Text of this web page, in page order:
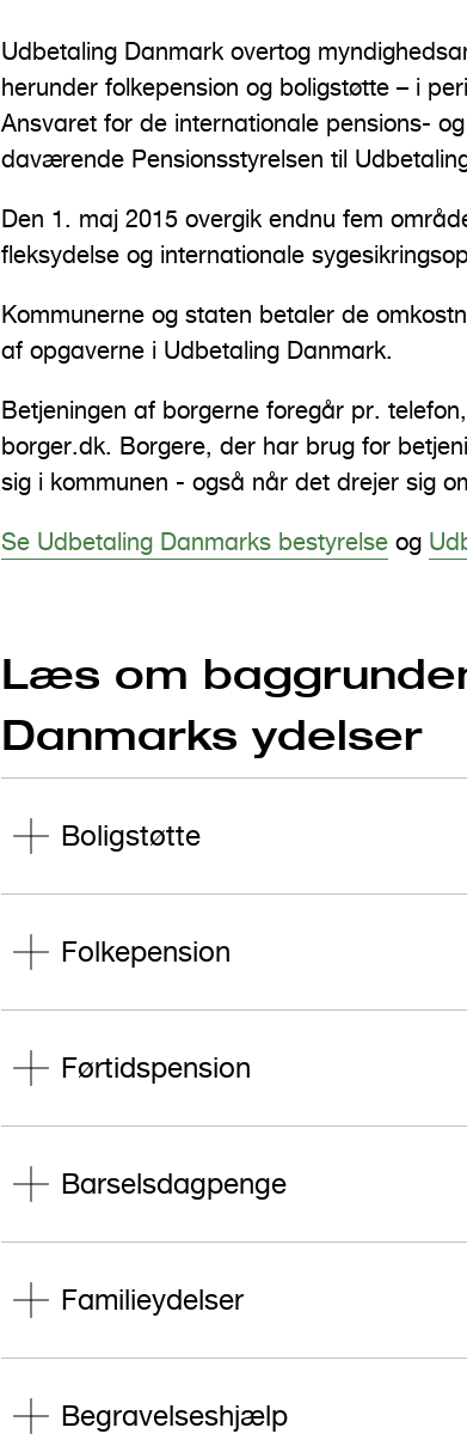
Udbetaling Danmark overtog
herunder folkepension og boligstøtte – i
Ansvaret for de internationale pensions-
daværende Pensionsstyrelsen til
Den 1. maj 2015 overgik endnu fem
fleksydelse og internationale
Kommunerne og staten betaler de
af opgaverne i Udbetaling Danmark.
Betjeningen af borgerne foregår pr.
borger.dk. Borgere, der har brug for
sig i kommunen - også når det drejer sig
Se Udbetaling Danmarks bestyrelse og
Læs om
Danmarks ydelser
Boligstøtte
Folkepension
Førtidspension
Barselsdagpenge
Familieydelser
Begravelseshjælp